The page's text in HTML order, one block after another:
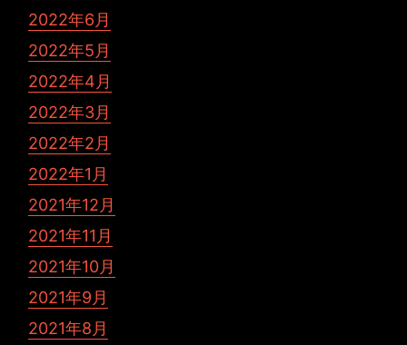
2022年6月
2022年5月
2022年4月
2022年3月
2022年2月
2022年1月
2021年12月
2021年11月
2021年10月
2021年9月
2021年8月